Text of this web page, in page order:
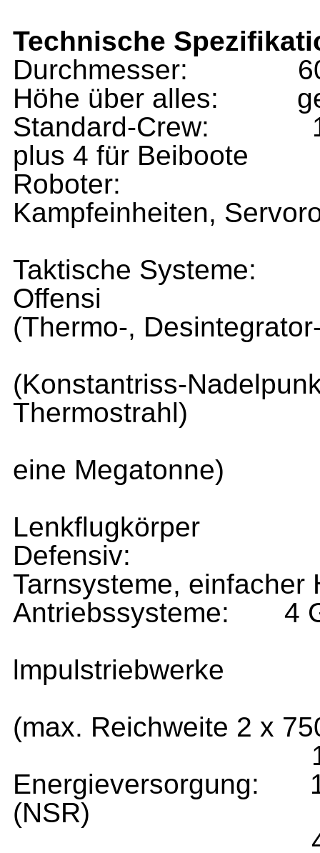
Technische
Durchmesser:
Höhe über alles:
Standard-Crew:
plus 4 für Beiboote
Roboter:
Kampfeinheiten,
Taktische Systeme:
Offensi
(Thermo-,
(Konstantriss-
Thermostrahl)
eine Megatonne)
Lenkflugkörper
Defensiv:
Tarnsysteme, einfacher
Antriebssysteme:
4
lmpulstriebwerke
(max. Reichweite 2 x
Energieversorgung:
(NSR)